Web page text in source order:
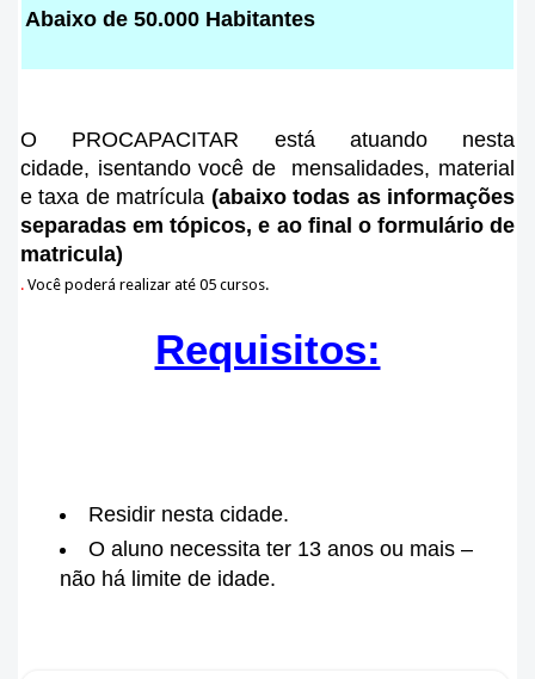
Abaixo de 50.000 Habitantes
O PROCAPACITAR está atuando nesta
cidade, isentando você de mensalidades, material
e taxa de matrícula (abaixo todas as informações
separadas em tópicos, e ao final o formulário de
matricula)
. Você poderá realizar até 05 cursos.
Requisitos:
Residir nesta cidade.
O aluno necessita ter 13 anos ou mais –
não há limite de idade.